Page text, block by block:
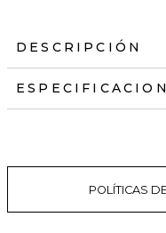
DESCRIPCIÓN
POLÍTICAS